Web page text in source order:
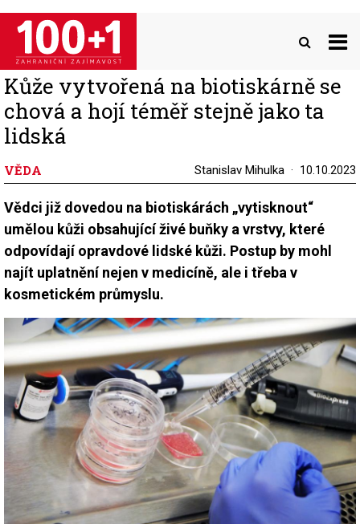
Přejít
hlavnímu
obsahu
Kůže vytvořená na biotiskárně se
chová a hojí téměř stejně jako ta
lidská
VĚDA Stanislav Mihulka 10.10.2023
Vědci již dovedou na biotiskárách „vytisknout“
umělou kůži obsahující živé buňky a vrstvy, které
odpovídají opravdové lidské kůži. Postup by mohl
najít uplatnění nejen v medicíně, ale i třeba v
kosmetickém průmyslu.